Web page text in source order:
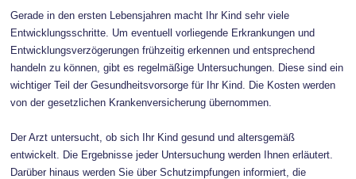
Gerade in den ersten Lebensjahren macht Ihr Kind sehr viele
Entwicklungsschritte. Um eventuell vorliegende Erkrankungen und
Entwicklungsverzögerungen frühzeitig erkennen und entsprechend
handeln zu können, gibt es regelmäßige Untersuchungen. Diese sind ein
wichtiger Teil der Gesundheitsvorsorge für Ihr Kind. Die Kosten werden
von der gesetzlichen Krankenversicherung übernommen.
Der Arzt untersucht, ob sich Ihr Kind gesund und altersgemäß
entwickelt. Die Ergebnisse jeder Untersuchung werden Ihnen erläutert.
Darüber hinaus werden Sie über Schutzimpfungen informiert, die